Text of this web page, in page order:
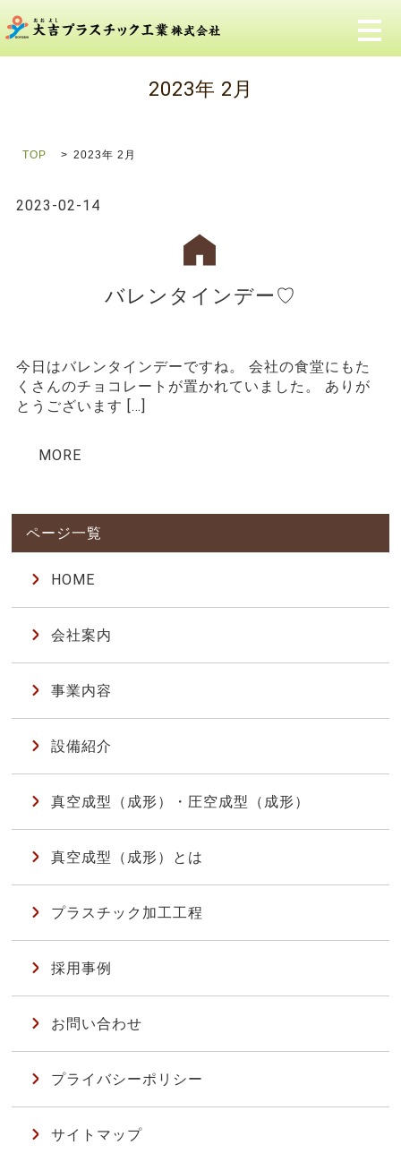
メ
2023年 2月
TOP 2023年 2月
2023-02-14
バレンタインデー♡
今日はバレンタインデーですね。 会社の食堂にもた
くさんのチョコレートが置かれていました。 ありが
とうございます […]
MORE
HOME
会社案内
事業内容
設備紹介
真空成型（成形）・圧空成型（成形）
真空成型（成形）とは
プラスチック加工工程
採用事例
お問い合わせ
プライバシーポリシー
サイトマップ